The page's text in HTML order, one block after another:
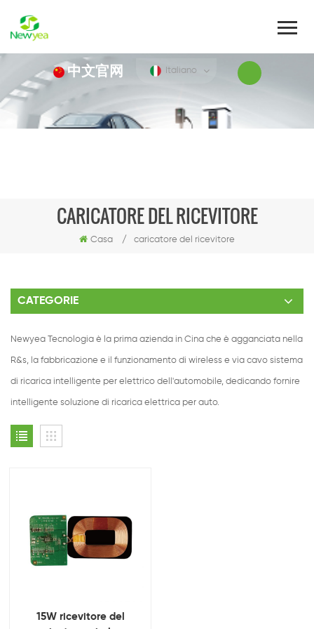
中文官网 Italiano
CARICATORE DEL RICEVITORE
Casa / caricatore del ricevitore
CATEGORIE
Newyea Tecnologia è la prima azienda in Cina che è agganciata nella
R&s, la fabbricazione e il funzionamento di wireless e via cavo sistema
di ricarica intelligente per elettrico dell'automobile, dedicando fornire
intelligente soluzione di ricarica elettrica per auto.
15W ricevitore del